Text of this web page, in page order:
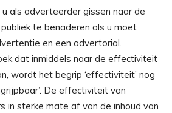
als adverteerder gissen naar de
te benaderen als u moet
en een advertorial.
dat inmiddels naar de effectiviteit
wordt het begrip ‘effectiviteit’ nog
De effectiviteit van
in sterke mate af van de inhoud van